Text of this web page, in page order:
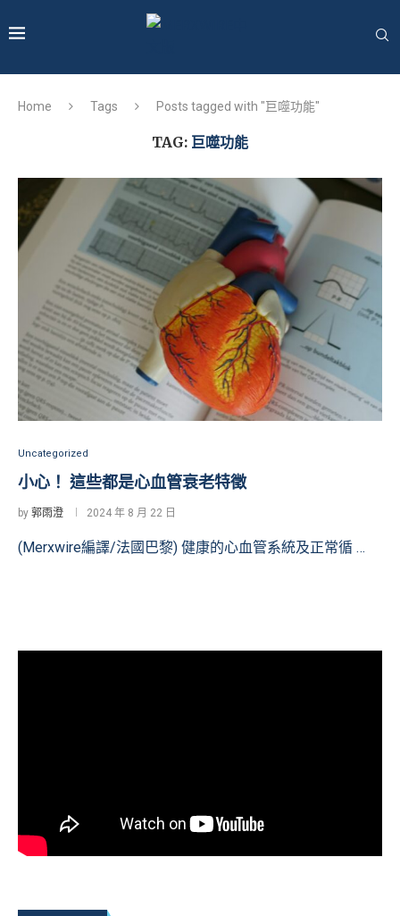
Home Tags Posts tagged with "巨噬功能"
TAG: 巨噬功能
Uncategorized
小心！ 這些都是心血管衰老特徵
by 郭雨澄 2024 年 8 月 22 日
(Merxwire編譯/法國巴黎) 健康的心血管系統及正常循 …